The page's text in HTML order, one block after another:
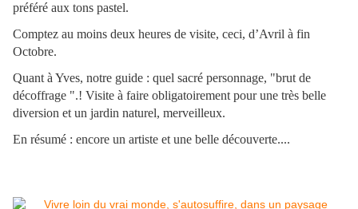
préféré aux tons pastel.
Comptez au moins deux heures de visite, ceci, d’Avril à fin
Octobre.
Quant à Yves, notre guide : quel sacré personnage, "brut de
décoffrage ".! Visite à faire obligatoirement pour une très belle
diversion et un jardin naturel, merveilleux.
En résumé : encore un artiste et une belle découverte....